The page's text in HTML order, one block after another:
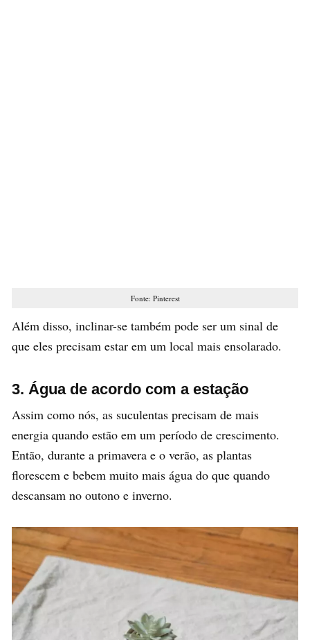
Fonte: Pinterest
Além disso, inclinar-se também pode ser um sinal de
que eles precisam estar em um local mais ensolarado.
3. Água de acordo com a estação
Assim como nós, as suculentas precisam de mais
energia quando estão em um período de crescimento.
Então, durante a primavera e o verão, as plantas
florescem e bebem muito mais água do que quando
descansam no outono e inverno.